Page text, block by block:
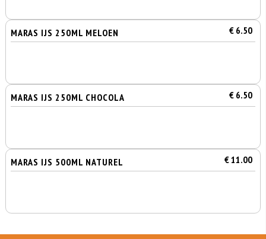
MARAS IJS 250ML MELOEN € 6.50
MARAS IJS 250ML CHOCOLA € 6.50
MARAS IJS 500ML NATUREL € 11.00